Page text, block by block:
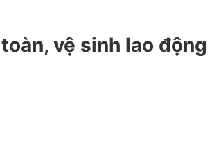
vệ sinh lao động